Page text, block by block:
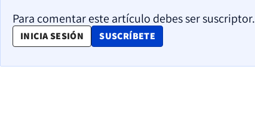
Para comentar este artículo debes ser suscriptor.
INICIA SESIÓN SUSCRÍBETE
OPENS IN NEW WINDOW